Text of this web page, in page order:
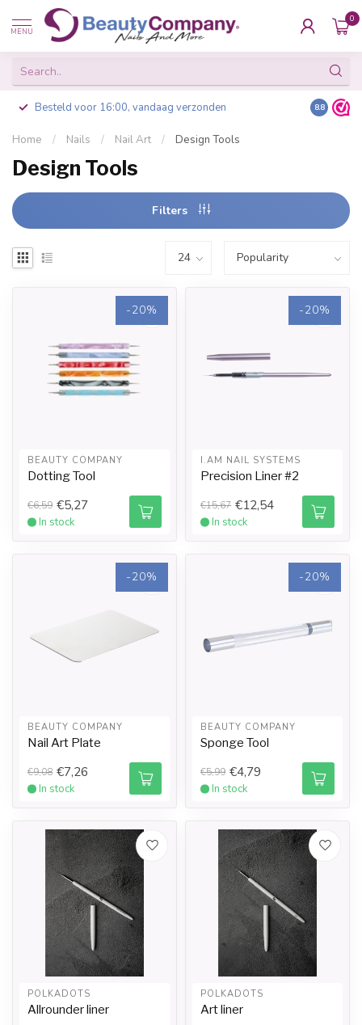
MENU
0
Besteld voor 16:00, vandaag verzonden 8.8
Home / Nails / Nail Art / Design Tools
Design Tools
Filters
-20%
BEAUTY COMPANY
Dotting Tool
€6,59 €5,27
In stock
-20%
I.AM NAIL SYSTEMS
Precision Liner #2
€15,67 €12,54
In stock
-20%
BEAUTY COMPANY
Nail Art Plate
€9,08 €7,26
In stock
-20%
BEAUTY COMPANY
Sponge Tool
€5,99 €4,79
In stock
POLKADOTS
Allrounder liner
POLKADOTS
Art liner